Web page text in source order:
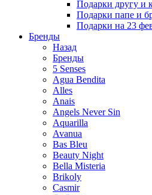
Подарки другу и
Подарки папе и
Подарки на 23
Бренды
Назад
Бренды
5 Senses
Agua Bendita
Alles
Anais
Angels Never Sin
Aquarilla
Avanua
Bas Bleu
Beauty Night
Bella Misteria
Brikoly
Casmir